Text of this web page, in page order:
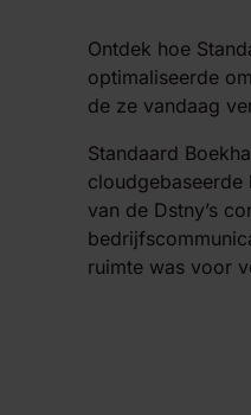
Ontdek hoe
optimaliseerde
de ze vandaag
Standaard
van de Dstny’s
ruimte was voor